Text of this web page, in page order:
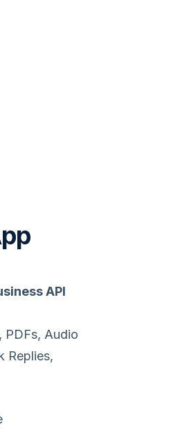
API
PDFs, Audio
Replies,